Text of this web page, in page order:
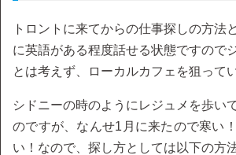
トロントに来てからの仕事探しの方法
に英語がある程度話せる状態ですので
とは考えず、ローカルカフェを狙って
シドニーの時のようにレジュメを歩い
のですが、なんせ1月に来たので寒い
い！なので、探し方としては以下の方